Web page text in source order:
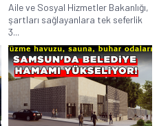
Aile ve Sosyal Hizmetler Bakanlığı,
şartları sağlayanlara tek seferlik
3...